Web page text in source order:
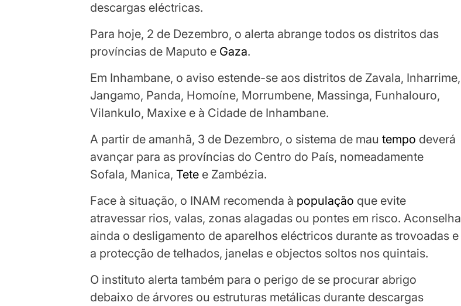
descargas eléctricas.
Para hoje, 2 de Dezembro, o alerta abrange todos os distritos das
províncias de Maputo e Gaza.
Em Inhambane, o aviso estende-se aos distritos de Zavala, Inharrime,
Jangamo, Panda, Homoíne, Morrumbene, Massinga, Funhalouro,
Vilankulo, Maxixe e à Cidade de Inhambane.
A partir de amanhã, 3 de Dezembro, o sistema de mautempo deverá
avançar para as províncias do Centro do País, nomeadamente
Sofala, Manica,Tete e Zambézia.
Face à situação, o INAM recomenda à população que evite
atravessar rios, valas, zonas alagadas ou pontes em risco. Aconselha
ainda o desligamento de aparelhos eléctricos durante as trovoadas e
a protecção de telhados, janelas e objectos soltos nos quintais.
O instituto alerta também para o perigo de se procurar abrigo
debaixo de árvores ou estruturas metálicas durante descargas